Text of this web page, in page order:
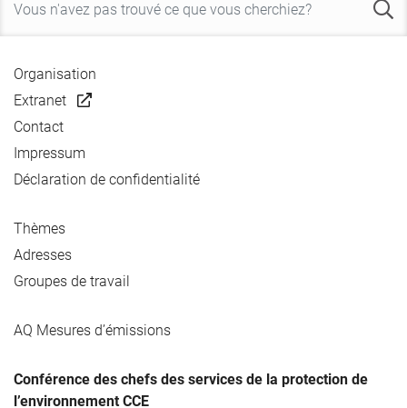
Organisation
Extranet
Contact
Impressum
Déclaration de confidentialité
Thèmes
Adresses
Groupes de travail
AQ Mesures d’émissions
Conférence des chefs des services de la protection de
l’environnement CCE